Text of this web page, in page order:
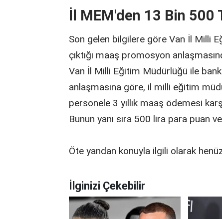
İl MEM'den 13 Bin 500
Son gelen bilgilere göre Van İl Milli
çıktığı maaş promosyon
Van İl Milli Eğitim Müdürlüğü ile
anlaşmasına göre, il milli eğitim
personele 3 yıllık maaş ödemesi
Bunun yanı sıra 500 lira para puan
Öte yandan konuyla ilgili olarak